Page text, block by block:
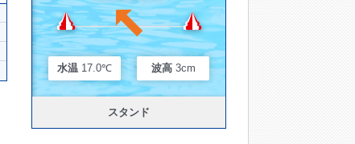
水温 17.0℃ 波高 3cm
スタンド